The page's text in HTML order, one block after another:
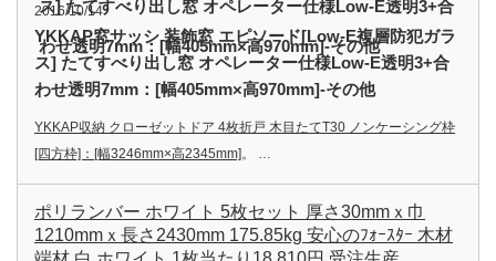
ス] たてすべり出し窓 オペレーター仕様Low-E透明3+合
わせ透明7mm：[幅405mm×高970mm]-その他
2016/10/14
YKKAP窓サッシ 装飾窓 エピソード[Low-E複層防犯ガラ
ス] たてすべり出し窓 オペレーター仕様Low-E透明3+合
わせ透明7mm：[幅405mm×高970mm]-その他
YKKAP収納 クローゼットドア 4枚折戸 木目たてT30 ノンケーシング枠
[四方枠]：[幅3246mm×高2345mm]。 …
ポリランバー ホワイト 5枚セット 厚さ30mmｘ巾
1210mmｘ長さ2430mm 175.85kg 安心のﾌｫｰｽﾀｰ 木材